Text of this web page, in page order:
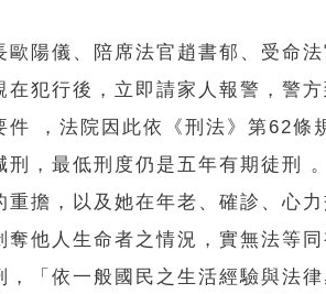
歐陽儀、陪席法官趙書郁、受命
在犯行後，立即請家人報警，警
件 ，法院因此依《刑法》第62條
刑，最低刑度仍是五年有期徒刑
重擔，以及她在年老、確診、心力
奪他人生命者之情況，實無法等同
，「依一般國民之生活經驗與法